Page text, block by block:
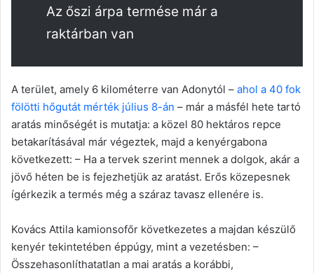
Az őszi árpa termése már a
raktárban van
A terület, amely 6 kilométerre van Adonytól – ahol a 40 fok
fölötti hőgutát mérték július 8-án – már a másfél hete tartó
aratás minőségét is mutatja: a közel 80 hektáros repce
betakarításával már végeztek, majd a kenyérgabona
következett: – Ha a tervek szerint mennek a dolgok, akár a
jövő héten be is fejezhetjük az aratást. Erős közepesnek
ígérkezik a termés még a száraz tavasz ellenére is.
Kovács Attila kamionsofőr következetes a majdan készülő
kenyér tekintetében éppúgy, mint a vezetésben: –
Összehasonlíthatatlan a mai aratás a korábbi,